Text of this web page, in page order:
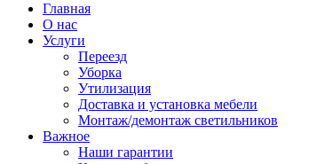
Главная
О нас
Услуги
Переезд
Уборка
Утилизация
Доставка и установка мебели
Монтаж/демонтаж светильников
Важное
Наши гарантии